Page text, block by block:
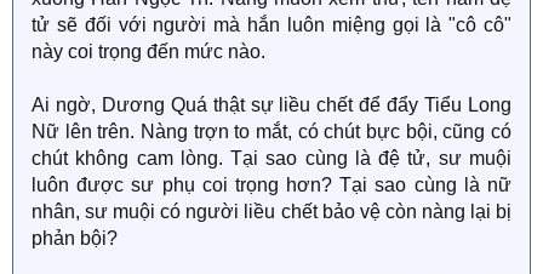
tử sẽ đối với người mà hắn luôn miệng gọi là "cô cô"
này coi trọng đến mức nào.
Ai ngờ, Dương Quá thật sự liều chết để đẩy Tiểu Long
Nữ lên trên. Nàng trợn to mắt, có chút bực bội, cũng có
chút không cam lòng. Tại sao cùng là đệ tử, sư muội
luôn được sư phụ coi trọng hơn? Tại sao cùng là nữ
nhân, sư muội có người liều chết bảo vệ còn nàng lại bị
phản bội?